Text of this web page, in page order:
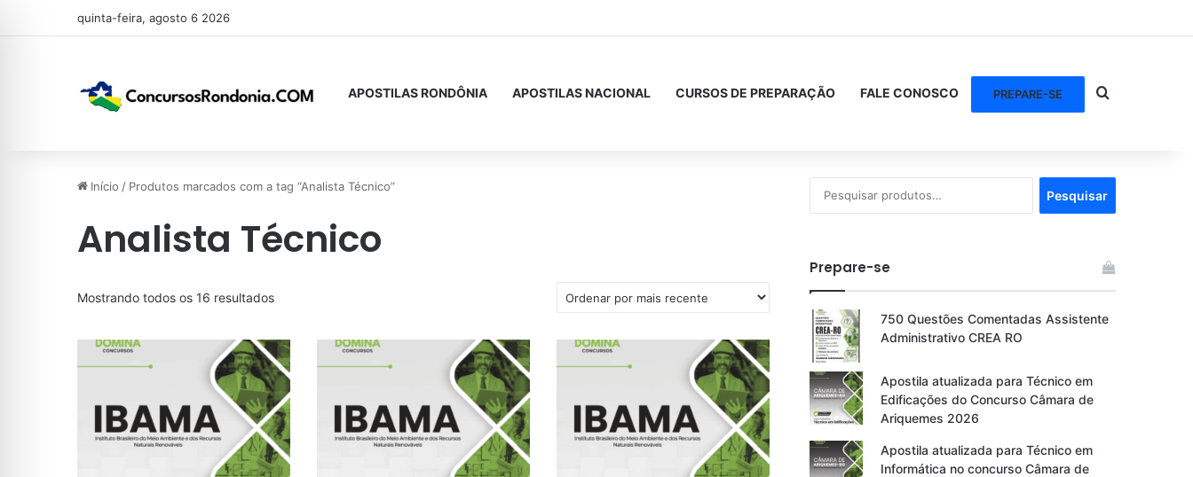
quinta-feira, agosto 6 2026
APOSTILAS RONDÔNIA APOSTILAS NACIONAL CURSOS DE PREPARAÇÃO FALE CONOSCO PREPARE-SE Procurar por
Início / Produtos marcados com a tag “Analista Técnico”
Analista Técnico
Mostrando todos os 16 resultadosClassificado
mais
recente
por:
Pesquisar
Prepare-se
750 Questões Comentadas Assistente
Administrativo CREA RO
Apostila atualizada para Técnico em
Edificações do Concurso Câmara de
Ariquemes 2026
Apostila atualizada para Técnico em
Informática no concurso Câmara de